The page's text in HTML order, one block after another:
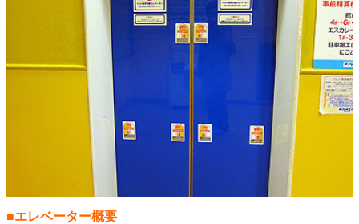
■エレベーター概要